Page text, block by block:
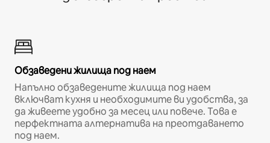
Обзаведени жилища под наем
Напълно обзаведените жилища под наем
включват кухня и необходимите ви удобства, за
да живеете удобно за месец или повече. Това е
перфектната алтернатива на преотдаването
под наем.